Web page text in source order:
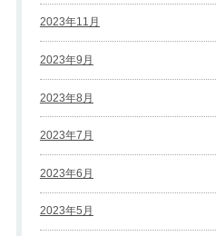
2023年11月
2023年9月
2023年8月
2023年7月
2023年6月
2023年5月